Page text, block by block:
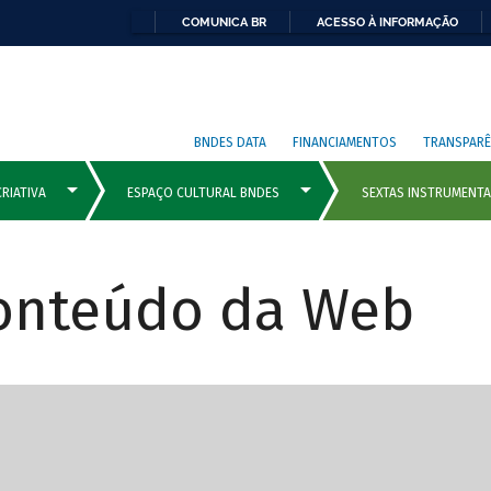
COMUNICA BR ACESSO À INFORMAÇÃO
BNDES DATA FINANCIAMENTOS
da Web